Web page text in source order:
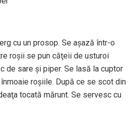
cu un prosop. Se aşază într-o
roşii se pun căţeii de usturoi
de sare şi piper. Se lasă la cuptor
roşiile. După ce se scot din
tocată mărunt. Se servesc cu